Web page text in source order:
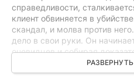
справедливости,
клиент обвиняется в
скандал, и молва против
дело в свои руки. Он
очевидцев и собирая
материалов обстоятельств
значительно сложнее, чем